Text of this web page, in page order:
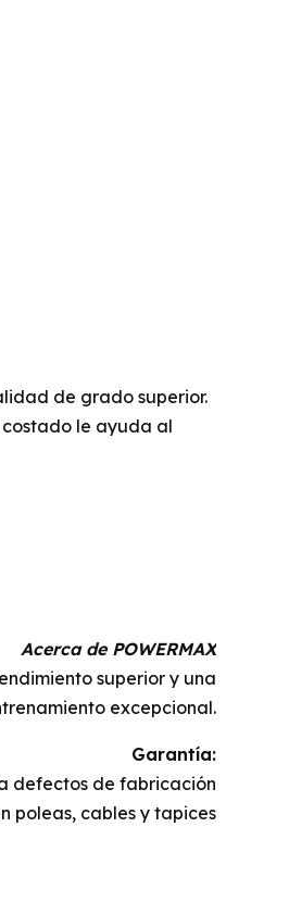
de grado superior.
le ayuda al
Acerca de POWERMAX
superior y una
excepcional.
Garantía:
defectos de fabricación
poleas, cables y tapices